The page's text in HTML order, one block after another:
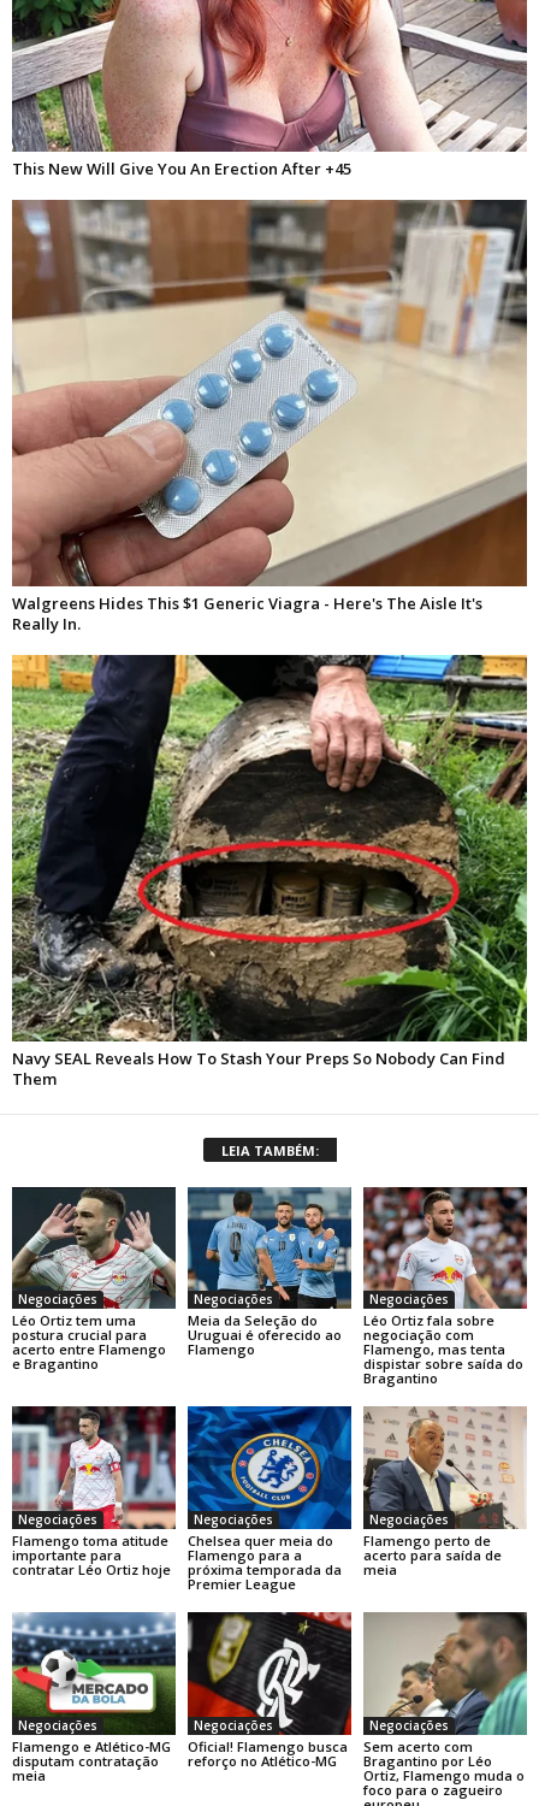
LEIA TAMBÉM:
Negociações
Léo Ortiz tem uma
postura crucial para
acerto entre Flamengo
e Bragantino
Negociações
Meia da Seleção do
Uruguai é oferecido ao
Flamengo
Negociações
Léo Ortiz fala sobre
negociação com
Flamengo, mas tenta
dispistar sobre saída do
Bragantino
Negociações
Flamengo toma atitude
importante para
contratar Léo Ortiz hoje
Negociações
Chelsea quer meia do
Flamengo para a
próxima temporada da
Premier League
Negociações
Flamengo perto de
acerto para saída de
meia
Negociações
Flamengo e Atlético-MG
disputam contratação
meia
Negociações
Oficial! Flamengo busca
reforço no Atlético-MG
Negociações
Sem acerto com
Bragantino por Léo
Ortiz, Flamengo muda o
foco para o zagueiro